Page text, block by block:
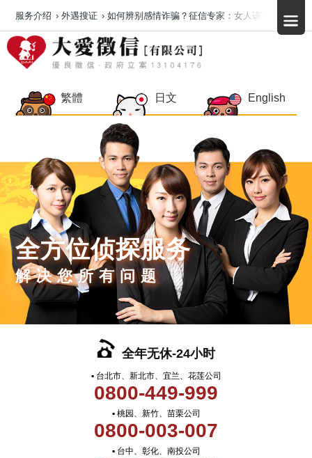
繁體 日文 English
全方位侦探服务
解决您所有问题
全年无休-24小时
▪ 台北市、新北市、宜兰、花莲公司
0800-449-999
▪ 桃园、新竹、苗栗公司
0800-003-007
▪ 台中、彰化、南投公司
服务介绍 › 外遇搜证 › 如何辨别感情诈骗？征信专家：女人该学会辨识虚